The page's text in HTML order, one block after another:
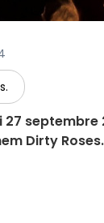
27
Dirty Roses.